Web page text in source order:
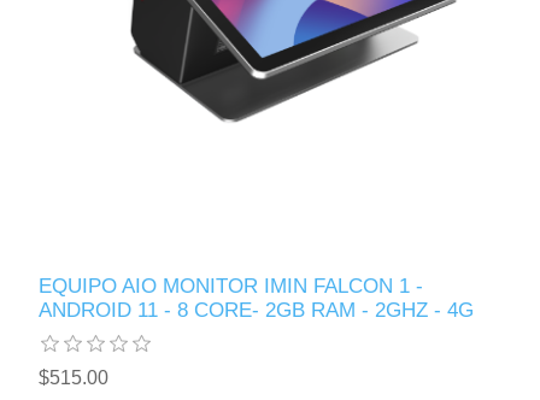
EQUIPO AIO MONITOR IMIN FALCON 1 -
ANDROID 11 - 8 CORE- 2GB RAM - 2GHZ - 4G
$515.00